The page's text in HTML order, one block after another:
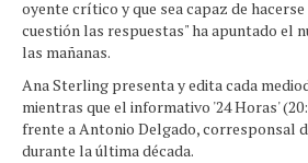
oyente crítico y que sea capaz de
cuestión las respuestas" ha apuntado el
las mañanas.
Ana Sterling presenta y edita cada
mientras que el informativo '24 Horas'
frente a Antonio Delgado, corresponsal
durante la última década.